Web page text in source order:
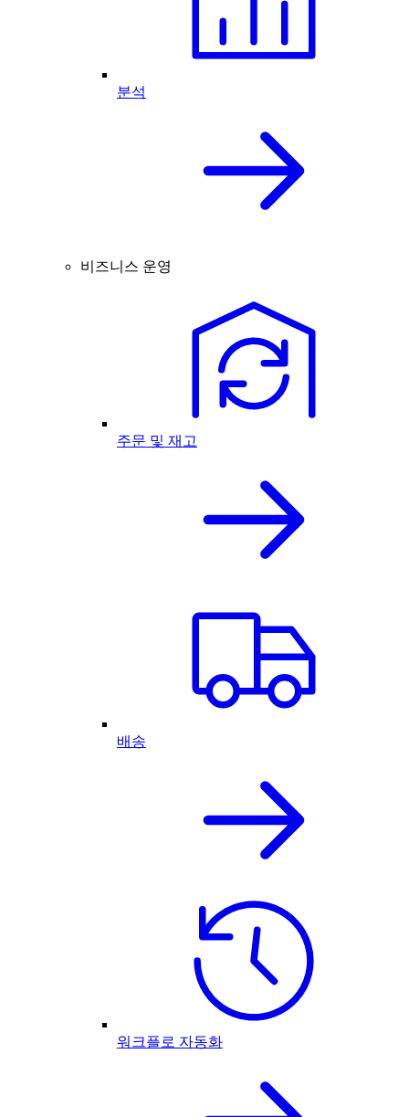
분석
비즈니스 운영
주문 및 재고
배송
워크플로 자동화